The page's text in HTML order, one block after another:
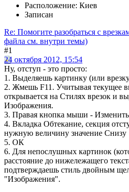
Расположение: Киев
Записан
Re: Помогите разобраться с
файла см. внутри темы)
#1
24 октября 2012, 15:54
Ну, отступ - это просто:
1. Выделяешь картинку (или
2. Жмешь F11. Учитывая текущее
открывается на Стилях врезок и
Изображения.
3. Правая кнопка мыши -
4. Вкладка Обтекание, секция
нужную величину значение Снизу
5. ОК
6. Для непослушных картинок
расстояние до нижележащего
подтверждаешь стиль двойным
"Изображения".